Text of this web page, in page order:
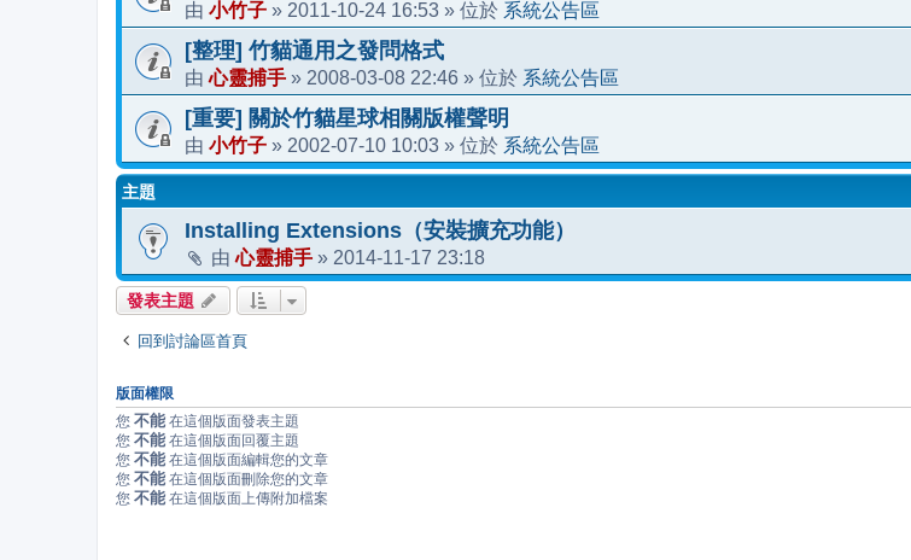
由 小竹子 » 2011-10-24 16:53 » 位於 系統公告區
[整理] 竹貓通用之發問格式
由心靈捕手 » 2008-03-08 22:46 » 位於 系統公告區
[重要] 關於竹貓星球相關版權聲明
由 小竹子 » 2002-07-10 10:03 » 位於 系統公告區
主題
Installing Extensions（安裝擴充功能）
由心靈捕手 » 2014-11-17 23:18
發表主題
回到討論區首頁
版面權限
您 不能 在這個版面發表主題
您 不能 在這個版面回覆主題
您 不能 在這個版面編輯您的文章
您 不能 在這個版面刪除您的文章
您 不能 在這個版面上傳附加檔案